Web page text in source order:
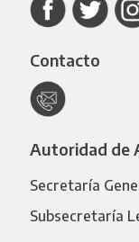
Contacto
Autoridad de
Secretaría
Subsecretaría